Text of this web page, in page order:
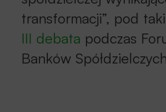
transformacji”, pod
III debata podczas
Banków